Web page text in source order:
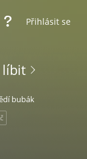
Přihlásit se
líbit
bubák